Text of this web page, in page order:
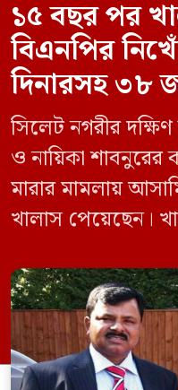
১৫ বছর পর
বিএনপির
দিনারসহ ৩৮
সিলেট নগরীর
ও নায়িকা
মারার মামলায়
খালাস পেয়েছেন।
ইফতেখার আহমদ
মঙ্গলবার দুপুরে
প্রমাণ জেরা শেষে
হওয়ায় খালাস দেন